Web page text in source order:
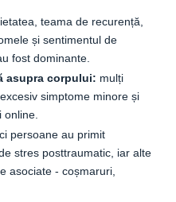
teama de recurență,
și sentimentul de
fost dominante.
asupra corpului: mulți
simptome minore și
persoane au primit
stres posttraumatic, iar alte
asociate - coșmaruri,